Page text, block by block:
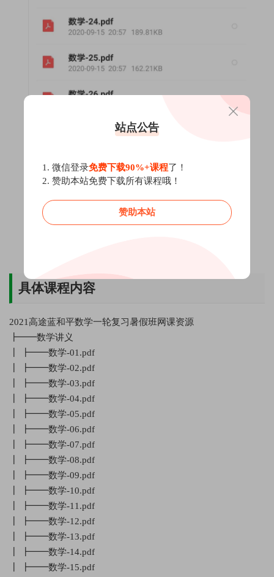
具体课程内容
2021高途蓝和平数学一轮复习暑假班网课资源
┣━━数学讲义
┃ ┣━━数学-01.pdf
┃ ┣━━数学-02.pdf
┃ ┣━━数学-03.pdf
┃ ┣━━数学-04.pdf
┃ ┣━━数学-05.pdf
┃ ┣━━数学-06.pdf
┃ ┣━━数学-07.pdf
┃ ┣━━数学-08.pdf
┃ ┣━━数学-09.pdf
┃ ┣━━数学-10.pdf
┃ ┣━━数学-11.pdf
┃ ┣━━数学-12.pdf
┃ ┣━━数学-13.pdf
┃ ┣━━数学-14.pdf
┃ ┣━━数学-15.pdf
站点公告
1. 微信登录免费下载90%+课程了！
2. 赞助本站免费下载所有课程哦！
赞助本站